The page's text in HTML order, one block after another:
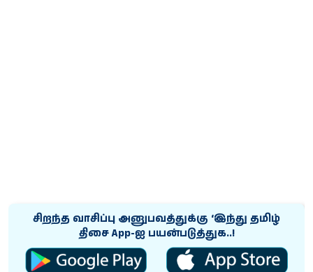
சிறந்த வாசிப்பு அனுபவத்துக்கு ‘இந்து தமிழ்
திசை App-ஐ பயன்படுத்துக..!